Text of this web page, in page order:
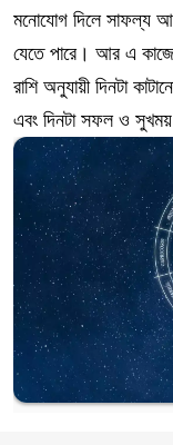
মনোযোগ দিলে সাফল্য
যেতে পারে। আর এ
রাশি অনুযায়ী দিনটা
এবং দিনটা সফল ও